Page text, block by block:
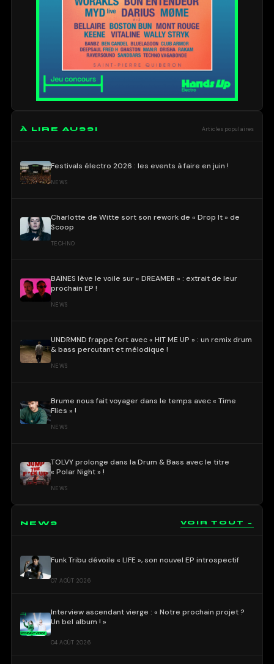
À LIRE AUSSI Articles populaires
Festivals électro 2026 : les events à faire en juin !
NEWS
Charlotte de Witte sort son rework de « Drop It » de
Scoop
TECHNO
BAÏNES lève le voile sur « DREAMER » : extrait de leur
prochain EP !
NEWS
UNDRMND frappe fort avec « HIT ME UP » : un remix drum
& bass percutant et mélodique !
NEWS
Brume nous fait voyager dans le temps avec « Time
Flies » !
NEWS
TOLVY prolonge dans la Drum & Bass avec le titre
« Polar Night » !
NEWS
NEWS VOIR TOUT →
Funk Tribu dévoile « LIFE », son nouvel EP introspectif
07 AOÛT 2026
Interview ascendant vierge : « Notre prochain projet ?
Un bel album ! »
04 AOÛT 2026